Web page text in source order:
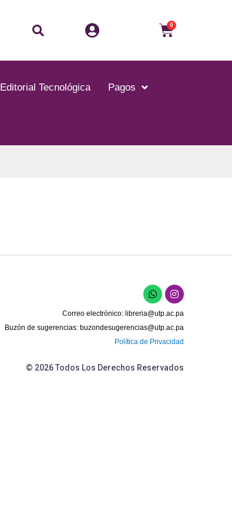
Buscar 0Carrito
Editorial Tecnológica Pagos
W
h
a
t
s
p
I
n
s
t
a
r
m
Correo electrónico: libreria@utp.ac.pa
Buzón de sugerencias: buzondesugerencias@utp.ac.pa
Política de Privacidad
© 2026 Todos Los Derechos Reservados